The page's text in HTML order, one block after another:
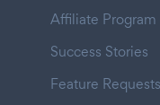
Affiliate Program
Success Stories
Feature Requests